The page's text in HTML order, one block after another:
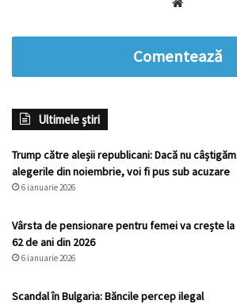
Comentează
Ultimele știri
Trump către aleșii republicani: Dacă nu câștigăm
alegerile din noiembrie, voi fi pus sub acuzare
6 ianuarie 2026
Vârsta de pensionare pentru femei va crește la
62 de ani din 2026
6 ianuarie 2026
Scandal în Bulgaria: Băncile percep ilegal